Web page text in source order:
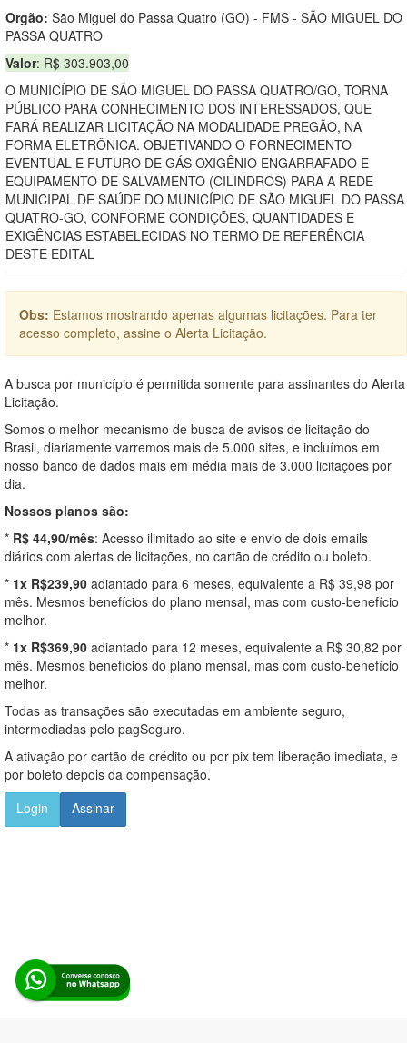
Orgão: São Miguel do Passa Quatro (GO) - FMS - SÃO MIGUEL DO
PASSA QUATRO
Valor: R$ 303.903,00
O MUNICÍPIO DE SÃO MIGUEL DO PASSA QUATRO/GO, TORNA
PÚBLICO PARA CONHECIMENTO DOS INTERESSADOS, QUE
FARÁ REALIZAR LICITAÇÃO NA MODALIDADE PREGÃO, NA
FORMA ELETRÔNICA. OBJETIVANDO O FORNECIMENTO
EVENTUAL E FUTURO DE GÁS OXIGÊNIO ENGARRAFADO E
EQUIPAMENTO DE SALVAMENTO (CILINDROS) PARA A REDE
MUNICIPAL DE SAÚDE DO MUNICÍPIO DE SÃO MIGUEL DO PASSA
QUATRO-GO, CONFORME CONDIÇÕES, QUANTIDADES E
EXIGÊNCIAS ESTABELECIDAS NO TERMO DE REFERÊNCIA
DESTE EDITAL
Obs: Estamos mostrando apenas algumas licitações. Para ter
acesso completo, assine o Alerta Licitação.
A busca por município é permitida somente para assinantes do Alerta
Licitação.
Somos o melhor mecanismo de busca de avisos de licitação do
Brasil, diariamente varremos mais de 5.000 sites, e incluímos em
nosso banco de dados mais em média mais de 3.000 licitações por
dia.
Nossos planos são:
* R$ 44,90/mês: Acesso ilimitado ao site e envio de dois emails
diários com alertas de licitações, no cartão de crédito ou boleto.
* 1x R$239,90 adiantado para 6 meses, equivalente a R$ 39,98 por
mês. Mesmos benefícios do plano mensal, mas com custo-benefício
melhor.
* 1x R$369,90 adiantado para 12 meses, equivalente a R$ 30,82 por
mês. Mesmos benefícios do plano mensal, mas com custo-benefício
melhor.
Todas as transações são executadas em ambiente seguro,
intermediadas pelo pagSeguro.
A ativação por cartão de crédito ou por pix tem liberação imediata, e
por boleto depois da compensação.
Login
Assinar